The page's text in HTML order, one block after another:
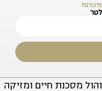
מסכנת חיים ומזיקה